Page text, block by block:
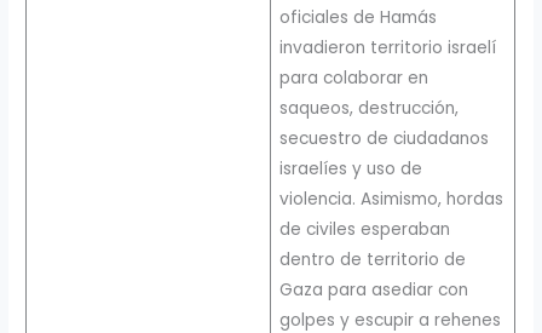
oficiales de Hamás
invadieron territorio israelí
para colaborar en
saqueos, destrucción,
secuestro de ciudadanos
israelíes y uso de
violencia. Asimismo, hordas
de civiles esperaban
dentro de territorio de
Gaza para asediar con
golpes y escupir a rehenes